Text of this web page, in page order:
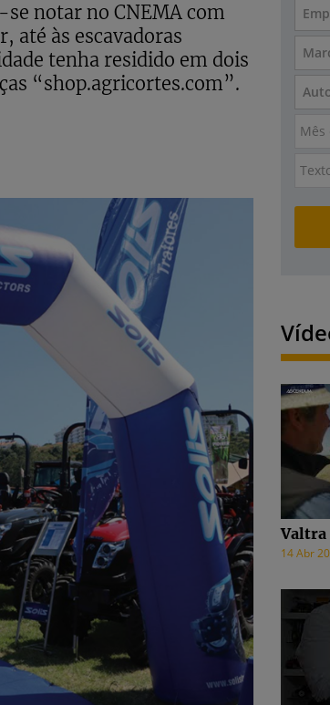
notar no CNEMA com
até às escavadoras
tenha residido em dois
“shop.agricortes.com”.
Valtra
14 Abr